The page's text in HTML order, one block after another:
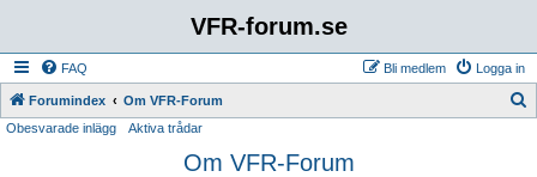
VFR-forum.se
FAQ Logga in
Bli medlem
Forumindex Om VFR-Forum
Obesvarade inlägg Aktiva trådar
Om VFR-Forum